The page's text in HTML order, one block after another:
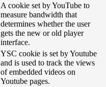
A cookie set by YouTube to
measure bandwidth that
determines whether the user
gets the new or old player
interface.
YSC cookie is set by Youtube
and is used to track the views
of embedded videos on
Youtube pages.